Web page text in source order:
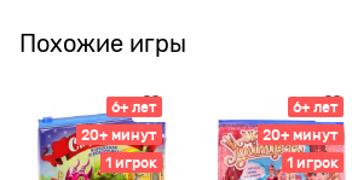
Похожие игры
6+ лет
20+ минут
1 игрок
6+ лет
20+ минут
1 игрок